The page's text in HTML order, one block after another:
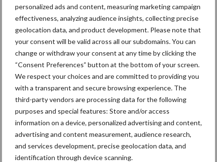
personalized ads and content, measuring marketing campaign
effectiveness, analyzing audience insights, collecting precise
geolocation data, and product development. Please note that
your consent will be valid across all our subdomains. You can
change or withdraw your consent at any time by clicking the
“Consent Preferences” button at the bottom of your screen.
We respect your choices and are committed to providing you
with a transparent and secure browsing experience. The
third-party vendors are processing data for the following
purposes and special features: Store and/or access
information on a device, personalized advertising and content,
advertising and content measurement, audience research,
and services development, precise geolocation data, and
identification through device scanning.
Sidebar
7 aug
Grondstoffenmarkt blijft grillig:
droogte en geopolitiek houden
handel in de greep
7 aug
De speenhuid: een vaak
onderschatte risicofactor voor
mastitis
6 aug
ForFarmers ziet volume en
marktaandeel groeien in krimpende
Nederlandse markt